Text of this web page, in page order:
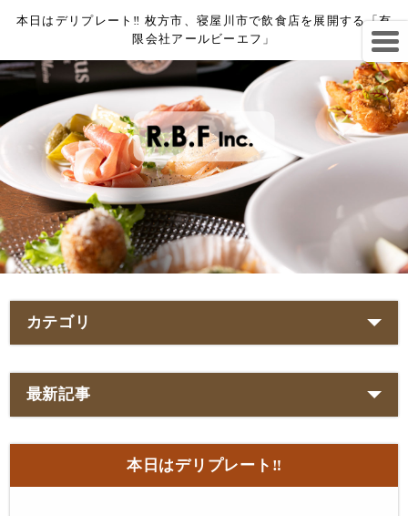
本日はデリプレート‼︎ 枚方市、寝屋川市で飲食店を展開する「有
限会社アールビーエフ」
カテゴリ
最新記事
本日はデリプレート‼︎